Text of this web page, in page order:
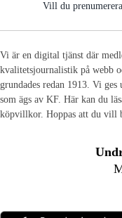
Vill du
Vi är en digital tjänst där
kvalitetsjournalistik på webb
grundades redan 1913. Vi
som ägs av KF. Här kan du
köpvillkor. Hoppas att du vill